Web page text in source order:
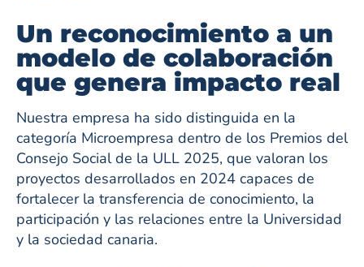
Un reconocimiento a un
modelo de colaboración
que genera impacto real
Nuestra empresa ha sido distinguida en la
categoría Microempresa dentro de los Premios del
Consejo Social de la ULL 2025, que valoran los
proyectos desarrollados en 2024 capaces de
fortalecer la transferencia de conocimiento, la
participación y las relaciones entre la Universidad
y la sociedad canaria.